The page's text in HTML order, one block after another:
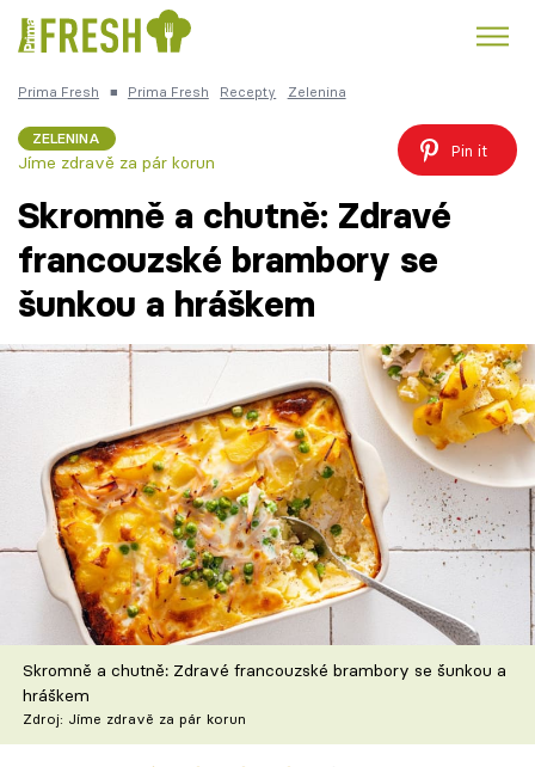
Česká kuchyně Čokoláda
Témata
Recepty
Články
TV Program
Škola vaření
Recepty z TV
Speciál: Cuketa
Těhotnej kuchař
Prima Fresh ■ Prima Fresh Recepty Zelenina
ZELENINA
Jíme zdravě za pár korun
Pin it
Skromně a chutně: Zdravé
francouzské brambory se
šunkou a hráškem
Skromně a chutně: Zdravé francouzské brambory se šunkou a
hráškem
Zdroj: Jíme zdravě za pár korun